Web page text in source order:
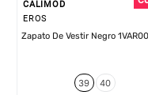
CALIMOD
EROS
Zapato De Vestir Negro
39 40